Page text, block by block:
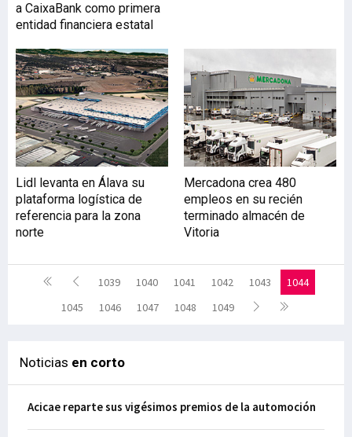
a CaixaBank como primera
entidad financiera estatal
Lidl levanta en Álava su
plataforma logística de
referencia para la zona
norte
Mercadona crea 480
empleos en su recién
terminado almacén de
Vitoria
1039 1040 1041 1042 1043
1044
1045
1046 1047 1048 1049
Noticias en corto
Acicae reparte sus vigésimos premios de la automoción